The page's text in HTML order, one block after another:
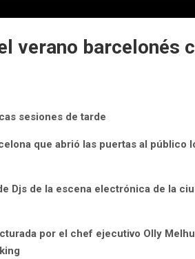
verano barcelonés
sesiones de tarde
que abrió las puertas al público
de la escena electrónica de la
por el chef ejecutivo Olly